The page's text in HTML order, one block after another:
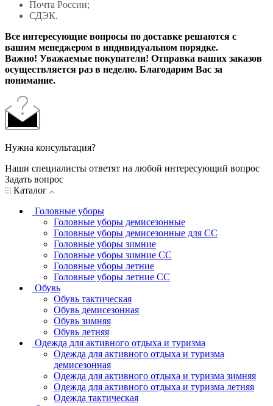
Почта России;
СДЭК.
Все интересующие вопросы по доставке решаются с
вашим менеджером в индивидуальном порядке.
Важно! Уважаемые покупатели! Отправка ваших заказов
осуществляется раз в неделю. Благодарим Вас за
понимание.
Нужна консультация?
Наши специалисты ответят на любой интересующий вопрос
Задать вопрос
Каталог
Головные уборы
Головные уборы демисезонные
Головные уборы демисезонные для СС
Головные уборы зимние
Головные уборы зимние СС
Головные уборы летние
Головные уборы летние СС
Обувь
Обувь тактическая
Обувь демисезонная
Обувь зимняя
Обувь летняя
Одежда для активного отдыха и туризма
Одежда для активного отдыха и туризма
демисезонная
Одежда для активного отдыха и туризма зимняя
Одежда для активного отдыха и туризма летняя
Одежда тактическая